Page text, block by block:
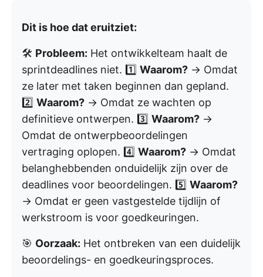
Dit is hoe dat eruitziet:
🛠️ Probleem: Het ontwikkelteam haalt de
sprintdeadlines niet. 1️⃣ Waarom? → Omdat
ze later met taken beginnen dan gepland.
2️⃣ Waarom? → Omdat ze wachten op
definitieve ontwerpen. 3️⃣ Waarom? →
Omdat de ontwerpbeoordelingen
vertraging oplopen. 4️⃣ Waarom? → Omdat
belanghebbenden onduidelijk zijn over de
deadlines voor beoordelingen. 5️⃣ Waarom?
→ Omdat er geen vastgestelde tijdlijn of
werkstroom is voor goedkeuringen.
🎯 Oorzaak: Het ontbreken van een duidelijk
beoordelings- en goedkeuringsproces.